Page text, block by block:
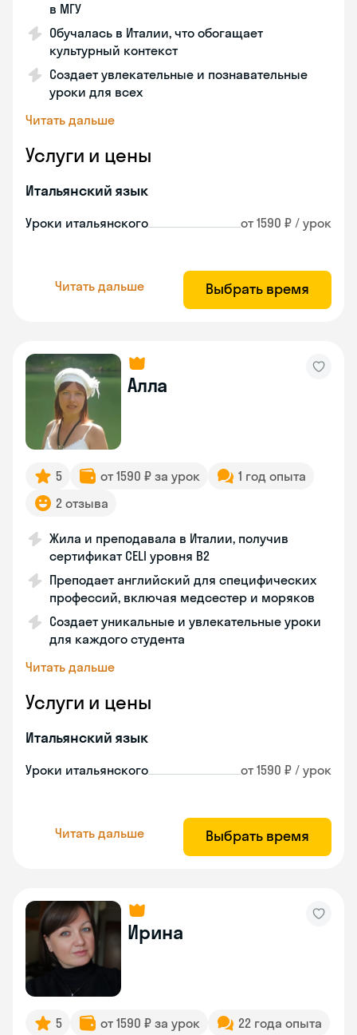
в МГУ
Обучалась в Италии, что обогащает
культурный контекст
Создает увлекательные и познавательные
уроки для всех
Читать дальше
Услуги и цены
Итальянский язык
Уроки итальянского от 1590 ₽ / урок
Читать дальше Выбрать время
Алла
5 от 1590 ₽ за урок
1 год опыта
2 отзыва
Жила и преподавала в Италии, получив
сертификат CELI уровня В2
Преподает английский для специфических
профессий, включая медсестер и моряков
Создает уникальные и увлекательные уроки
для каждого студента
Читать дальше
Услуги и цены
Итальянский язык
Уроки итальянского от 1590 ₽ / урок
Читать дальше Выбрать время
Ирина
5 от 1590 ₽ за урок
22 года опыта